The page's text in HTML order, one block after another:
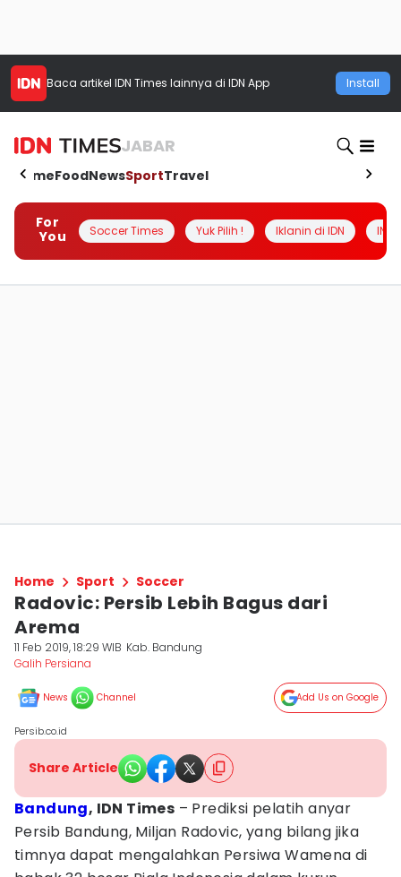
Baca artikel IDN Times lainnya di IDN App Install
JABAR
HomeFoodNewsSportTravel
For
You
Soccer Times Yuk Pilih ! Iklanin di IDN
Home Sport Soccer
Radovic: Persib Lebih Bagus dari
Arema
11 Feb 2019, 18:29 WIB Kab. Bandung
Galih Persiana
News Channel Add Us on Google
Persib.co.id
Share Article
Bandung, IDN Times – Prediksi pelatih anyar
Persib Bandung, Miljan Radovic, yang bilang jika
timnya dapat mengalahkan Persiwa Wamena di